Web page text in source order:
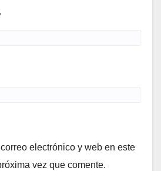
electrónico y web en este
vez que comente.